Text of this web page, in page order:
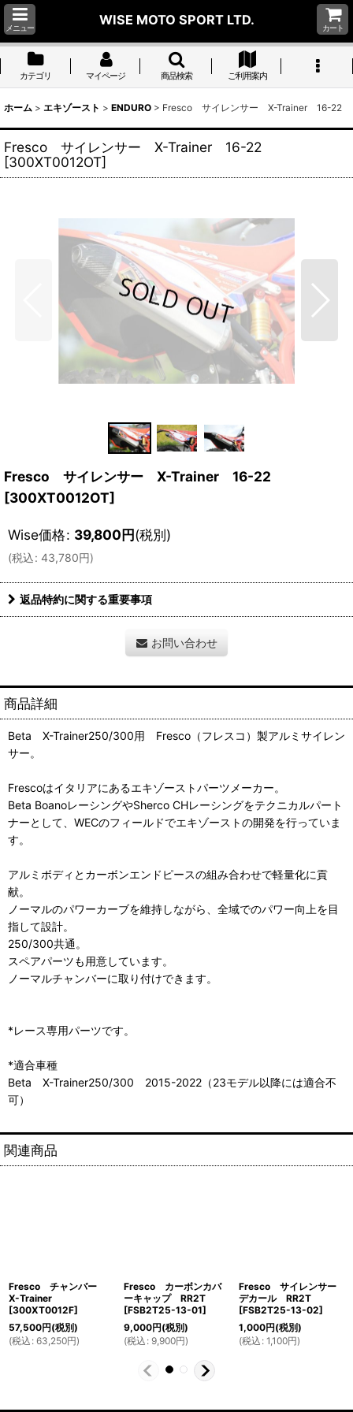
メニュー
WISE MOTO SPORT LTD.
カート
カテゴリ マイページ 商品検索 ご利用案内
ホーム > エキゾースト > ENDURO > Fresco サイレンサー X-Trainer 16-22
Fresco サイレンサー X-Trainer 16-22
[300XT0012OT]
Fresco サイレンサー X-Trainer 16-22
[300XT0012OT]
Wise価格: 39,800円(税別)
(税込: 43,780円)
返品特約に関する重要事項
お問い合わせ
商品詳細
Beta X-Trainer250/300用 Fresco（フレスコ）製アルミサイレン
サー。
Frescoはイタリアにあるエキゾーストパーツメーカー。
Beta BoanoレーシングやSherco CHレーシングをテクニカルパート
ナーとして、WECのフィールドでエキゾーストの開発を行っていま
す。
アルミボディとカーボンエンドピースの組み合わせで軽量化に貢
献。
ノーマルのパワーカーブを維持しながら、全域でのパワー向上を目
指して設計。
250/300共通。
スペアパーツも用意しています。
ノーマルチャンバーに取り付けできます。
*レース専用パーツです。
*適合車種
Beta X-Trainer250/300 2015-2022（23モデル以降には適合不
可）
関連商品
Fresco チャンバー
X-Trainer
[300XT0012F]
57,500円(税別)
(税込 : 63,250円)
Fresco カーボンカバ
ーキャップ RR2T
[FSB2T25-13-01]
9,000円(税別)
(税込 : 9,900円)
Fresco サイレンサー
デカール RR2T
[FSB2T25-13-02]
1,000円(税別)
(税込 : 1,100円)